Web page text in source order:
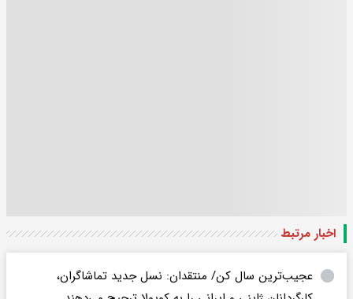
اخبار مرتبط
عجیب‌ترین سال کن/ منتقدان: نسل جدید تماشاگران،